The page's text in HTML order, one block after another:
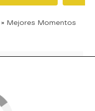
» Mejores Momentos